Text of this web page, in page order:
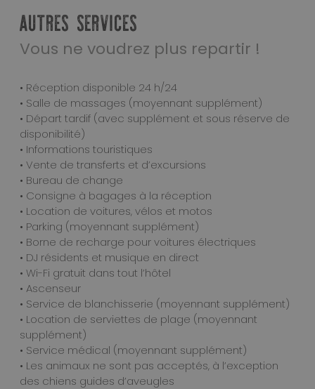
AUTRES SERVICES
Vous ne voudrez plus repartir !
• Réception disponible 24 h/24
• Salle de massages (moyennant supplément)
• Départ tardif (avec supplément et sous réserve de
disponibilité)
• Informations touristiques
• Vente de transferts et d’excursions
• Bureau de change
• Consigne à bagages à la réception
• Location de voitures, vélos et motos
• Parking (moyennant supplément)
• Borne de recharge pour voitures électriques
• DJ résidents et musique en direct
• Wi-Fi gratuit dans tout l’hôtel
• Ascenseur
• Service de blanchisserie (moyennant supplément)
• Location de serviettes de plage (moyennant
supplément)
• Service médical (moyennant supplément)
• Les animaux ne sont pas acceptés, à l’exception
des chiens guides d’aveugles